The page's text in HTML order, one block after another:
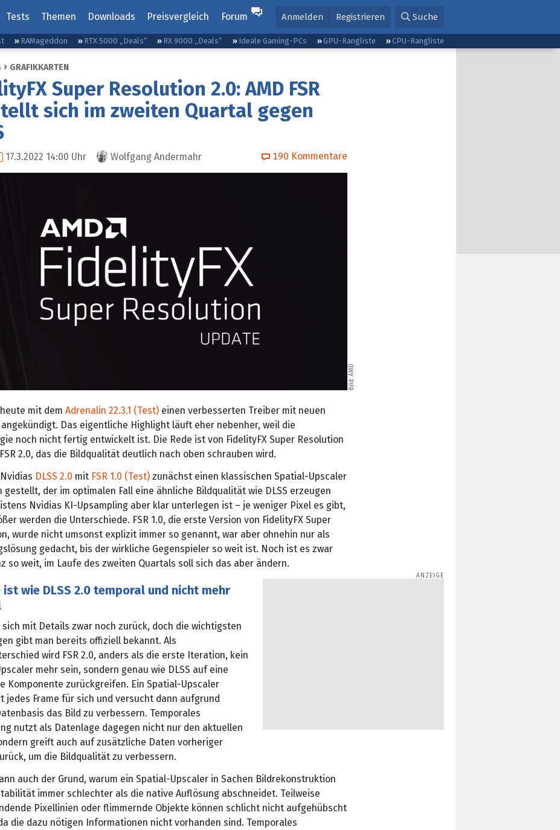
Tests Themen Downloads Preisvergleich Forum Anmelden Registrieren Suche
RAMageddon RTX 5000 „Deals“ RX 9000 „Deals“ Ideale Gaming-PCs GPU-Rangliste CPU-Rangliste
GRAFIKKARTEN
Super Resolution 2.0: AMD FSR
sich im zweiten Quartal gegen
17.3.2022 14:00 Uhr Wolfgang Andermahr 190 Kommentare
Bild: AMD
mit dem Adrenalin 22.3.1 (Test) einen verbesserten Treiber mit neuen
angekündigt. Das eigentliche Highlight läuft eher nebenher, weil die
noch nicht fertig entwickelt ist. Die Rede ist von FidelityFX Super Resolution
2.0, das die Bildqualität deutlich nach oben schrauben wird.
DLSS 2.0 mit FSR 1.0 (Test) zunächst einen klassischen Spatial-Upscaler
gestellt, der im optimalen Fall eine ähnliche Bildqualität wie DLSS erzeugen
Nvidias KI-Upsampling aber klar unterlegen ist – je weniger Pixel es gibt,
werden die Unterschiede. FSR 1.0, die erste Version von FidelityFX Super
wurde nicht umsonst explizit immer so genannt, war aber ohnehin nur als
gedacht, bis der wirkliche Gegenspieler so weit ist. Noch ist es zwar
so weit, im Laufe des zweiten Quartals soll sich das aber ändern.
ist wie DLSS 2.0 temporal und nicht mehr
sich mit Details zwar noch zurück, doch die wichtigsten
gibt man bereits offiziell bekannt. Als
wird FSR 2.0, anders als die erste Iteration, kein
mehr sein, sondern genau wie DLSS auf eine
Komponente zurückgreifen. Ein Spatial-Upscaler
jedes Frame für sich und versucht dann aufgrund
das Bild zu verbessern. Temporales
nutzt als Datenlage dagegen nicht nur den aktuellen
greift auch auf zusätzliche Daten vorheriger
um die Bildqualität zu verbessern.
auch der Grund, warum ein Spatial-Upscaler in Sachen Bildrekonstruktion
immer schlechter als die native Auflösung abschneidet. Teilweise
Pixellinien oder flimmernde Objekte können schlicht nicht aufgehübscht
die dazu nötigen Informationen nicht vorhanden sind. Temporales